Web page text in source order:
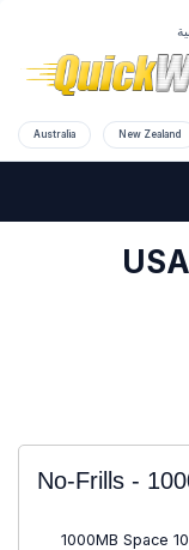
Australia New Zealand
No-Frills -
1000MB Space